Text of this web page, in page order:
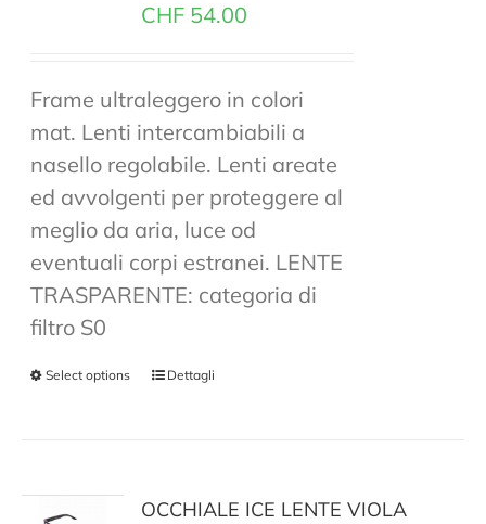
CHF 54.00
Frame ultraleggero in colori
mat. Lenti intercambiabili a
nasello regolabile. Lenti areate
ed avvolgenti per proteggere al
meglio da aria, luce od
eventuali corpi estranei. LENTE
TRASPARENTE: categoria di
filtro S0
Select options Dettagli
OCCHIALE ICE LENTE VIOLA